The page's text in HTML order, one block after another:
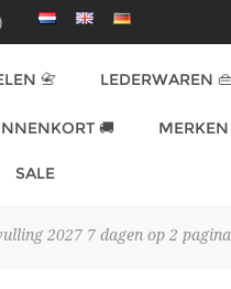
📇 LEDERWAREN 👜
🚚 MERKEN
SALE
2027 7 dagen op 2